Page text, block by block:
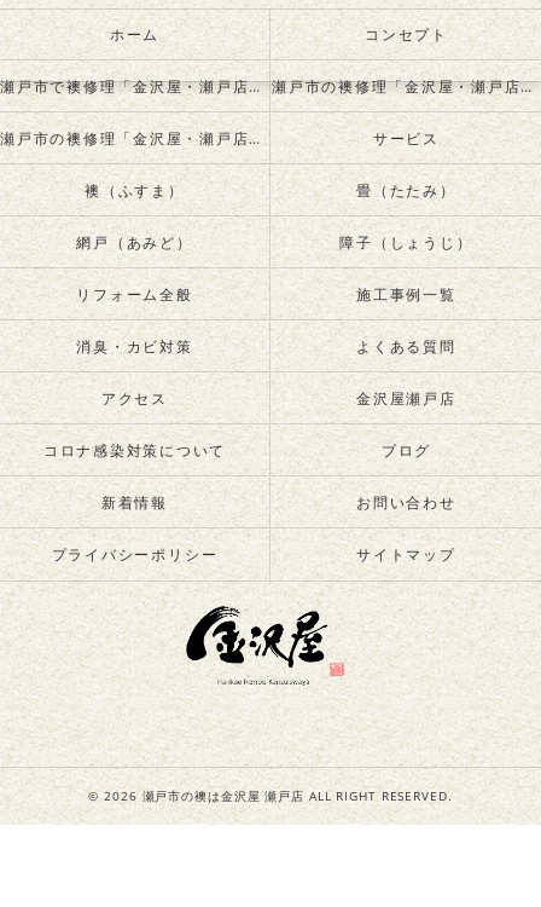
ホーム コンセプト
瀬戸市で襖修理「金沢屋・瀬戸店」について 瀬戸市の襖修理「金沢屋・瀬戸店」が必要とされる理由
瀬戸市の襖修理「金沢屋・瀬戸店」の内容について サービス
襖（ふすま） 畳（たたみ）
網戸（あみど） 障子（しょうじ）
リフォーム全般 施工事例一覧
消臭・カビ対策 よくある質問
アクセス 金沢屋瀬戸店
コロナ感染対策について ブログ
新着情報 お問い合わせ
プライバシーポリシー サイトマップ
© 2026 瀬戸市の襖は金沢屋 瀬戸店 ALL RIGHT RESERVED.